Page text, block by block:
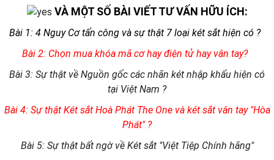
VÀ MỘT SỐ BÀI VIẾT TƯ VẤN HỮU ÍCH:
Bài 1: 4 Nguy Cơ tấn công và sự thật 7 loại két sắt hiện có ?
Bài 2: Chọn mua khóa mã cơ hay điện tử hay vân tay?
Bài 3: Sự thật về Nguồn gốc các nhãn két nhập khẩu hiện có
tại Việt Nam ?
Bài 4: Sự thật Két sắt Hoà Phát The One và két sắt vân tay "Hòa
Phát" ?
Bài 5: Sự thật bất ngờ về Két sắt "Việt Tiệp Chính hãng"